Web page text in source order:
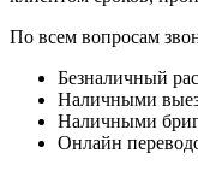
По всем вопросам
Безналичный
Наличными
Наличными
Онлайн